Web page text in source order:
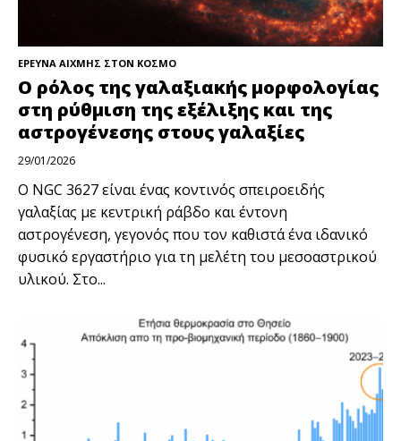
ΕΡΕΥΝΑ ΑΙΧΜΗΣ ΣΤΟΝ ΚΟΣΜΟ
Ο ρόλος της γαλαξιακής μορφολογίας
στη ρύθμιση της εξέλιξης και της
αστρογένεσης στους γαλαξίες
29/01/2026
Ο NGC 3627 είναι ένας κοντινός σπειροειδής
γαλαξίας με κεντρική ράβδο και έντονη
αστρογένεση, γεγονός που τον καθιστά ένα ιδανικό
φυσικό εργαστήριο για τη μελέτη του μεσοαστρικού
υλικού. Στο...